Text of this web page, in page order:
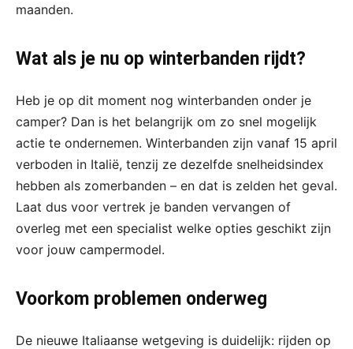
maanden.
Wat als je nu op winterbanden rijdt?
Heb je op dit moment nog winterbanden onder je
camper? Dan is het belangrijk om zo snel mogelijk
actie te ondernemen. Winterbanden zijn vanaf 15 april
verboden in Italië, tenzij ze dezelfde snelheidsindex
hebben als zomerbanden – en dat is zelden het geval.
Laat dus voor vertrek je banden vervangen of
overleg met een specialist welke opties geschikt zijn
voor jouw campermodel.
Voorkom problemen onderweg
De nieuwe Italiaanse wetgeving is duidelijk: rijden op